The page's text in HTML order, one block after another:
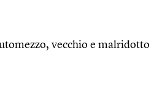
vecchio e malridotto